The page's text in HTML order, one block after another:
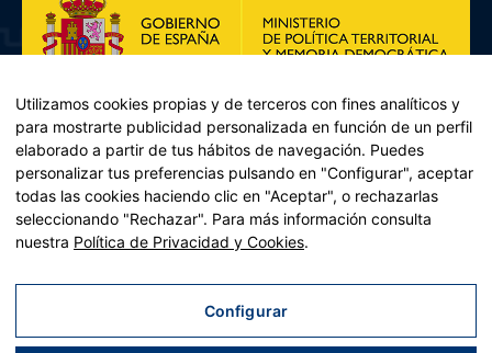
Plan de Recuperación, Transformación y Resiliencia – Financiado por
Recuperación y resiliencia, establecido por el Reglamento (UE)
2021/241 del Parlamento Europeo y del Consejo, de 12 de febrero
Utilizamos cookies propias y de terceros con fines analíticos y
para mostrarte publicidad personalizada en función de un perfil
elaborado a partir de tus hábitos de navegación. Puedes
personalizar tus preferencias pulsando en "Configurar", aceptar
todas las cookies haciendo clic en "Aceptar", o rechazarlas
seleccionando "Rechazar". Para más información consulta
nuestra Política de Privacidad y Cookies.
Configurar